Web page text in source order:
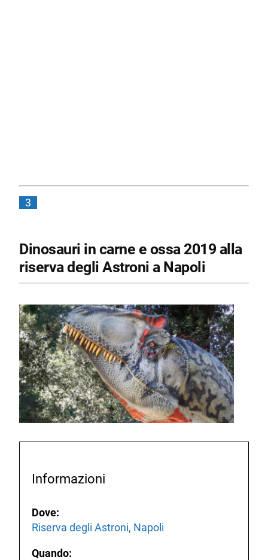
3
Dinosauri in carne e ossa 2019 alla
riserva degli Astroni a Napoli
Informazioni
Dove:
Riserva degli Astroni, Napoli
Quando: